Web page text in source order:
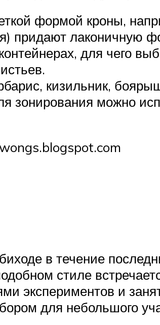
формой кроны,
придают лаконичную
для чего
кизильник,
зонирования можно
в течение
стиле
экспериментов и
для небольшого